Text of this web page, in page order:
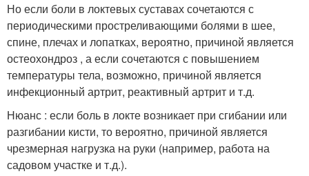
Но если боли в локтевых суставах сочетаются с
периодическими простреливающими болями в шее,
спине, плечах и лопатках, вероятно, причиной является
остеохондроз , а если сочетаются с повышением
температуры тела, возможно, причиной является
инфекционный артрит, реактивный артрит и т.д.
Нюанс : если боль в локте возникает при сгибании или
разгибании кисти, то вероятно, причиной является
чрезмерная нагрузка на руки (например, работа на
садовом участке и т.д.).